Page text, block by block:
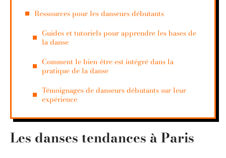
Ressources pour les danseurs débutants
Guides et tutoriels pour apprendre les bases de
la danse
Comment le bien-être est intégré dans la
pratique de la danse
Témoignages de danseurs débutants sur leur
expérience
Les danses tendances à Paris